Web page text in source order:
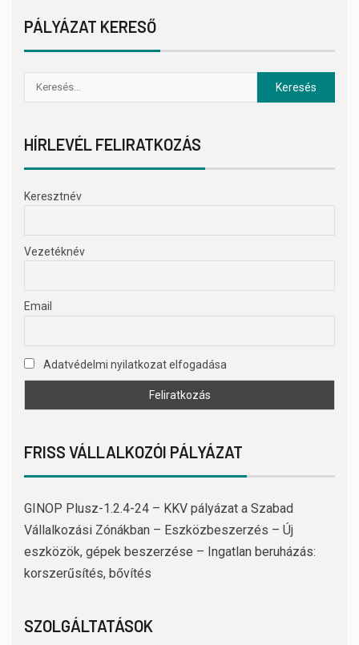
PÁLYÁZAT KERESŐ
HÍRLEVÉL FELIRATKOZÁS
Keresztnév
Vezetéknév
Email
Adatvédelmi nyilatkozat elfogadása
FRISS VÁLLALKOZÓI PÁLYÁZAT
GINOP Plusz-1.2.4-24 – KKV pályázat a Szabad
Vállalkozási Zónákban – Eszközbeszerzés – Új
eszközök, gépek beszerzése – Ingatlan beruházás:
korszerűsítés, bővítés
SZOLGÁLTATÁSOK